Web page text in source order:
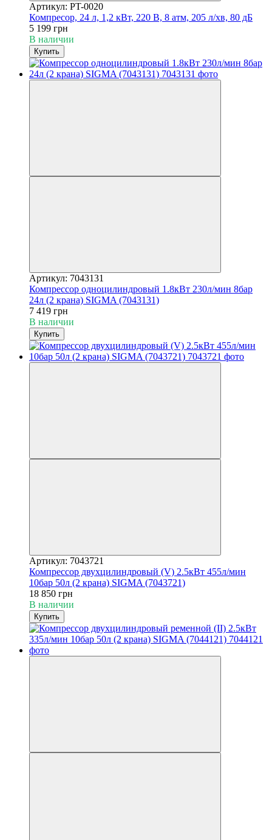
Артикул: PT-0020
Компресор, 24 л, 1,2 кВт, 220 В, 8 атм, 205 л/хв, 80 дБ
5 199 грн
В наличии
Купить
Артикул: 7043131
Компрессор одноцилиндровый 1.8кВт 230л/мин 8бар
24л (2 крана) SIGMA (7043131)
7 419 грн
В наличии
Купить
Артикул: 7043721
Компрессор двухцилиндровый (V) 2.5кВт 455л/мин
10бар 50л (2 крана) SIGMA (7043721)
18 850 грн
В наличии
Купить